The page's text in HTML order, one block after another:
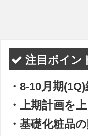
注目ポイン
・8-10月期
・上期計画を
・基礎化粧品